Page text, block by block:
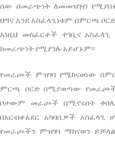
ሰው በመራጭነት ለመመዝገብ
ህግና እንደ አስፈላጊነቱም በምርጫ
እነዚህ መስፈርቶች ተገቢና
ከመራጭነት የሚያገሉ አይሆኑም፡፡
የመራጮች ምዝገባ የሚከናወነው
ምርጫ ቦርድ በሚያወጣው የመራጮች
ቦታውም መራጮች በሚኖሩበት
በአርብቶአደር አካባቢዎች
የመራጮችን ምዝገባ ማከናወን